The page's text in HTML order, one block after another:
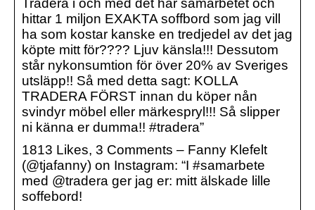
Tradera i och med det här samarbetet och
hittar 1 miljon EXAKTA soffbord som jag vill
ha som kostar kanske en tredjedel av det jag
köpte mitt för???? Ljuv känsla!!! Dessutom
står nykonsumtion för över 20% av Sveriges
utsläpp!! Så med detta sagt: KOLLA
TRADERA FÖRST innan du köper nån
svindyr möbel eller märkespryl!!! Så slipper
ni känna er dumma!! #tradera”
1813 Likes, 3 Comments – Fanny Klefelt
(@tjafanny) on Instagram: “I #samarbete
med @tradera ger jag er: mitt älskade lille
soffebord!